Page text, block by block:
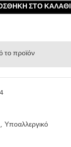
ΣΤΟ ΚΑΛΆΘΙ
το προϊόν
, Υποαλλεργικό